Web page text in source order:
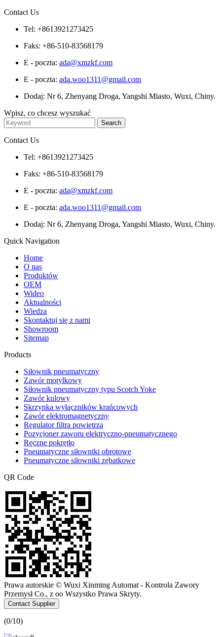
Contact Us
Tel: +8613921273425
Faks: +86-510-83568179
E - poczta: ada@xmzkf.com
E - poczta: ada.woo1311@gmail.com
Dodaj: Nr 6, Zhenyang Droga, Yangshi Miasto, Wuxi, Chiny.
Wpisz, co chcesz wyszukać
Contact Us
Tel: +8613921273425
Faks: +86-510-83568179
E - poczta: ada@xmzkf.com
E - poczta: ada.woo1311@gmail.com
Dodaj: Nr 6, Zhenyang Droga, Yangshi Miasto, Wuxi, Chiny.
Quick Navigation
Home
O nas
Produktów
OEM
Wideo
Aktualności
Wiedza
Skontaktuj się z nami
Showroom
Sitemap
Products
Siłownik pneumatyczny
Zawór motylkowy
Siłownik pneumatyczny typu Scotch Yoke
Zawór kulowy
Skrzynka wyłączników krańcowych
Zawór elektromagnetyczny
Regulator filtra powietrza
Pozycjoner zaworu elektryczno-pneumatycznego
Ręczne pokrętło
Pneumatyczne siłowniki obrotowe
Pneumatyczne siłowniki zębatkowe
QR Code
Prawa autorskie © Wuxi Xinming Automat - Kontrola Zawory
Przemysł Co., z oo Wszystko Prawa Skryty.
Contact Supplier
(0/10)